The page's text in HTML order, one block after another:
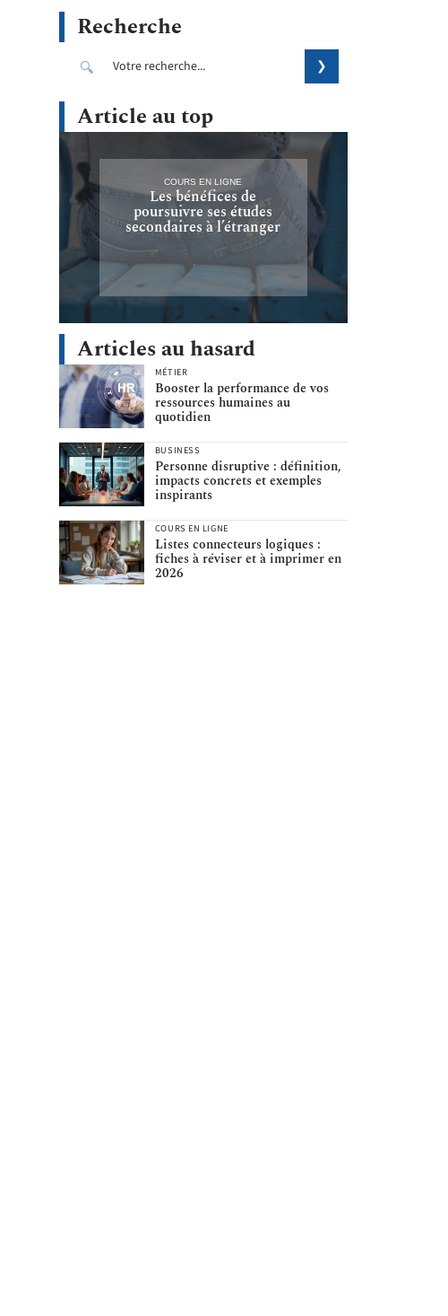
Recherche
Article au top
COURS EN LIGNE
Les bénéfices de
poursuivre ses études
secondaires à l’étranger
Articles au hasard
MÉTIER
Booster la performance de vos
ressources humaines au
quotidien
BUSINESS
Personne disruptive : définition,
impacts concrets et exemples
inspirants
COURS EN LIGNE
Listes connecteurs logiques :
fiches à réviser et à imprimer en
2026